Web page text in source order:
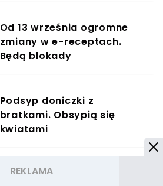
Od 13 września ogromne
zmiany w e-receptach.
Będą blokady
Podsyp doniczki z
bratkami. Obsypią się
kwiatami
Upały wywołały skok cen